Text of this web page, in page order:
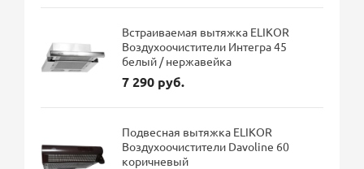
Встраиваемая вытяжка ELIKOR
Воздухоочистители Интегра 45
белый / нержавейка
7 290 руб.
Подвесная вытяжка ELIKOR
Воздухоочистители Davoline 60
коричневый